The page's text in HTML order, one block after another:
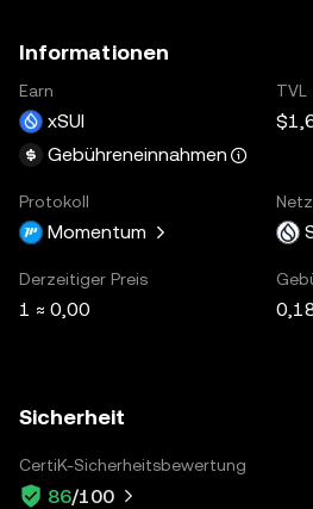
Informationen
Earn
xSUI
Gebühreneinnahmen
TVL
Protokoll
Momentum
Derzeitiger Preis
1 ≈ 0,00
Sicherheit
CertiK-Sicherheitsbewertung
86/100